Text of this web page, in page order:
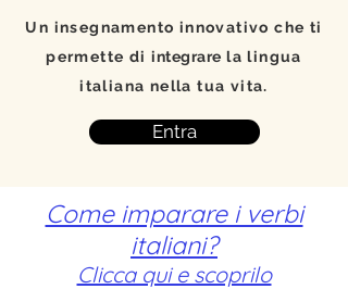
Un insegnamento innovativo che ti
permette diintegrare la lingua
italiana nella tua vita.
Entra
Come imparare i verbi
italiani?
Clicca qui e scoprilo